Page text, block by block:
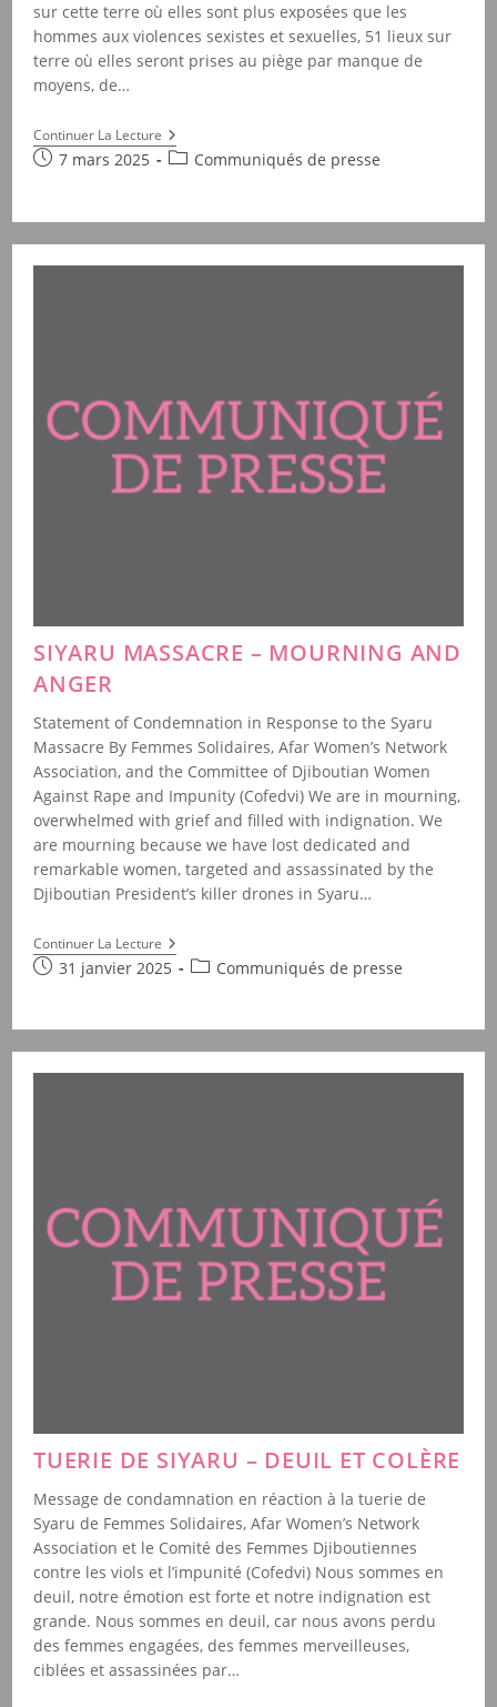
sur cette terre où elles sont plus exposées que les
hommes aux violences sexistes et sexuelles, 51 lieux sur
terre où elles seront prises au piège par manque de
moyens, de…
Continuer La Lecture8
Mars
2025
Féminisme
Est
Publication
7 mars 2025
PostCommuniqués de presse
SIYARU MASSACRE – MOURNING AND
ANGER
Statement of Condemnation in Response to the Syaru
Massacre By Femmes Solidaires, Afar Women’s Network
Association, and the Committee of Djiboutian Women
Against Rape and Impunity (Cofedvi) We are in mourning,
overwhelmed with grief and filled with indignation. We
are mourning because we have lost dedicated and
remarkable women, targeted and assassinated by the
Djiboutian President’s killer drones in Syaru…
Continuer La LectureSIYARU
MASSACRE
–
Anger
Publication
31 janvier 2025
PostCommuniqués de presse
TUERIE DE SIYARU – DEUIL ET COLÈRE
Message de condamnation en réaction à la tuerie de
Syaru de Femmes Solidaires, Afar Women’s Network
Association et le Comité des Femmes Djiboutiennes
contre les viols et l’impunité (Cofedvi) Nous sommes en
deuil, notre émotion est forte et notre indignation est
grande. Nous sommes en deuil, car nous avons perdu
des femmes engagées, des femmes merveilleuses,
ciblées et assassinées par…